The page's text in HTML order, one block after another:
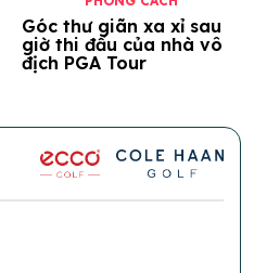
Góc thư giãn xa xỉ sau
giờ thi đấu của nhà vô
địch PGA Tour